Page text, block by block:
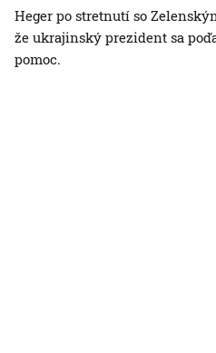
Heger po stretnutí so
že ukrajinský prezident sa
pomoc.